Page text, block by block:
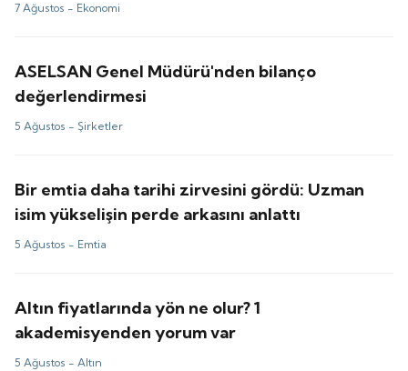
7 Ağustos - Ekonomi
ASELSAN Genel Müdürü'nden bilanço
değerlendirmesi
5 Ağustos -Şirketler
Bir emtia daha tarihi zirvesini gördü: Uzman
isim yükselişin perde arkasını anlattı
5 Ağustos - Emtia
Altın fiyatlarında yön ne olur? 1
akademisyenden yorum var
5 Ağustos -Altın